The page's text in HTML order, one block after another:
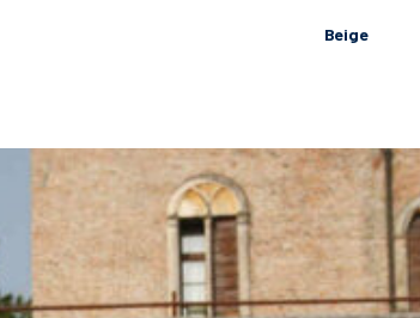
Beige